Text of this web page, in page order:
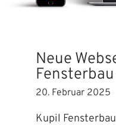
Neue
20. Februar 2025
Kupil